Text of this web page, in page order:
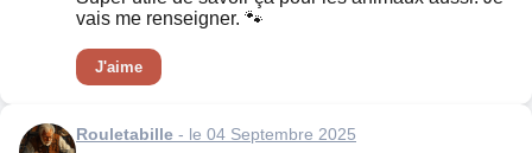
vais me renseigner. 🐾
J'aime
Rouletabille - le 04 Septembre 2025